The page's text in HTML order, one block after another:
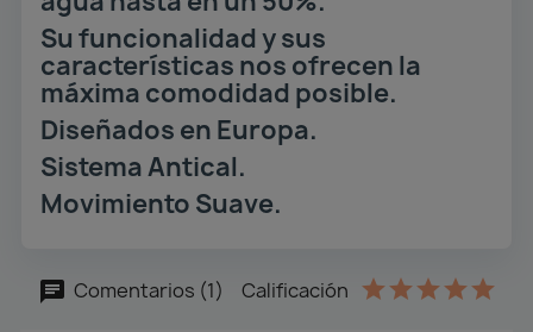
Su funcionalidad y sus
características nos ofrecen la
máxima comodidad posible.
Diseñados en Europa.
Sistema Antical.
Movimiento Suave.
Comentarios (1) Calificación